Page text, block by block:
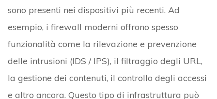
sono presenti nei dispositivi più recenti. Ad
esempio, i firewall moderni offrono spesso
funzionalità come la rilevazione e prevenzione
delle intrusioni (IDS / IPS), il filtraggio degli URL,
la gestione dei contenuti, il controllo degli accessi
e altro ancora. Questo tipo di infrastruttura può